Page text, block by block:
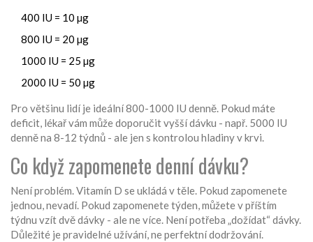
400 IU = 10 µg
800 IU = 20 µg
1000 IU = 25 µg
2000 IU = 50 µg
Pro většinu lidí je ideální 800-1000 IU denně. Pokud máte
deficit, lékař vám může doporučit vyšší dávku - např. 5000 IU
denně na 8-12 týdnů - ale jen s kontrolou hladiny v krvi.
Co když zapomenete denní dávku?
Není problém. Vitamín D se ukládá v těle. Pokud zapomenete
jednou, nevadí. Pokud zapomenete týden, můžete v příštím
týdnu vzít dvě dávky - ale ne více. Není potřeba „dožídat“ dávky.
Důležité je pravidelné užívání, ne perfektní dodržování.